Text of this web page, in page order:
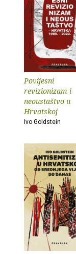
Povijesni
revizionizam i
neoustaštvo u
Hrvatskoj
Ivo Goldstein